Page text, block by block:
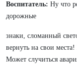
Воспитатель: Ну что
дорожные
знаки, сломанный
вернуть на свои
Может случиться